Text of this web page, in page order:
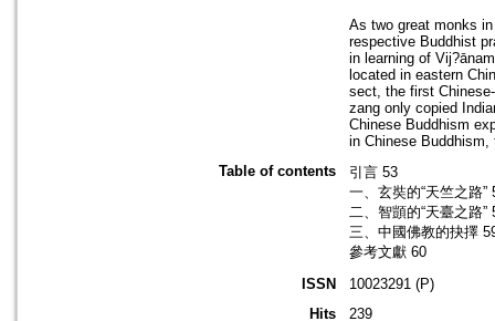
As two great monks
respective Buddhist
in learning of
located in eastern
sect, the first
zang only copied
Chinese Buddhism
in Chinese Buddhism,
Table of contents
引言 53
一、玄奘的“天竺之路”
二、智顗的“天臺之路”
三、中國佛教的抉擇
參考文獻 60
ISSN
10023291 (P)
Hits
239